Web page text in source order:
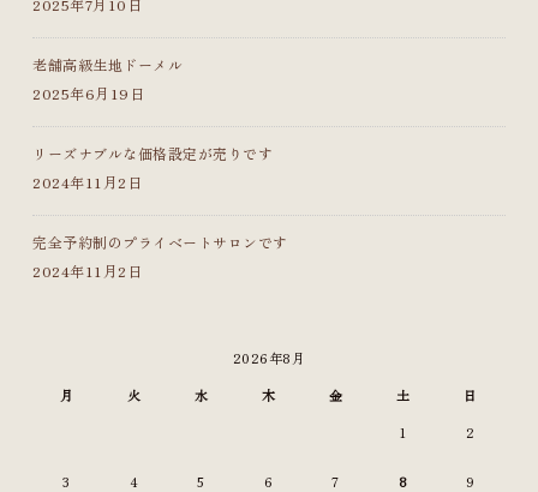
老舗高級生地ドーメル
2025年6月19日
リーズナブルな価格設定が売りです
2024年11月2日
完全予約制のプライベートサロンです
2024年11月2日
2026年8月
月
火 水 木 金 土
日
1
2
3 4 5 6 7 8 9